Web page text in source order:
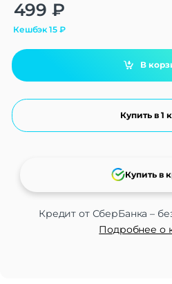
499 ₽
Кешбэк15₽
В
Купить в 1
Кредит от СберБанка –
Подробнее о
Купить в
Alternative: